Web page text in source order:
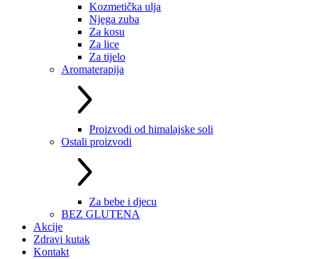
Kozmetička ulja
Njega zuba
Za kosu
Za lice
Za tijelo
Aromaterapija
Proizvodi od himalajske soli
Ostali proizvodi
Za bebe i djecu
BEZ GLUTENA
Akcije
Zdravi kutak
Kontakt